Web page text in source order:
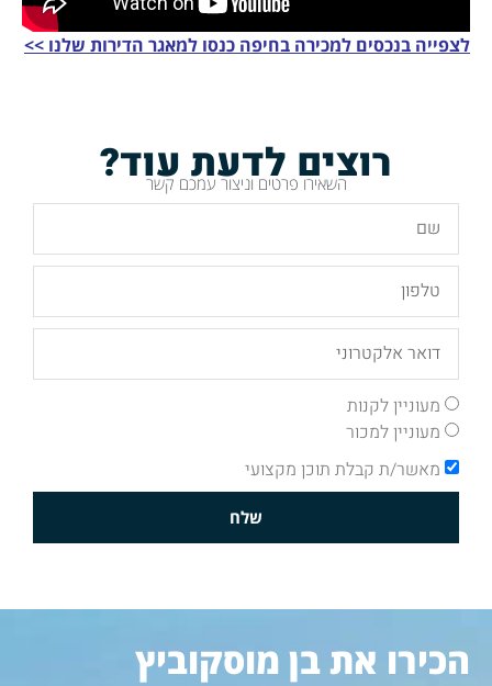
לצפייה בנכסים למכירה בחיפה כנסו למאגר הדירות שלנו >>
רוצים לדעת עוד?
השאירו פרטים וניצור עמכם קשר
מעוניין לקנות
מעוניין למכור
מאשר/ת קבלת תוכן מקצועי
שלח
הכירו את בן מוסקוביץ